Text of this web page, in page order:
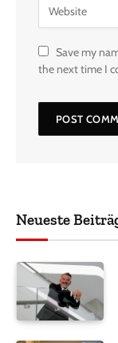
Save my
the next time I
Neueste